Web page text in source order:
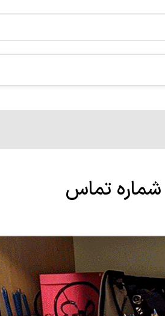
شماره تماس